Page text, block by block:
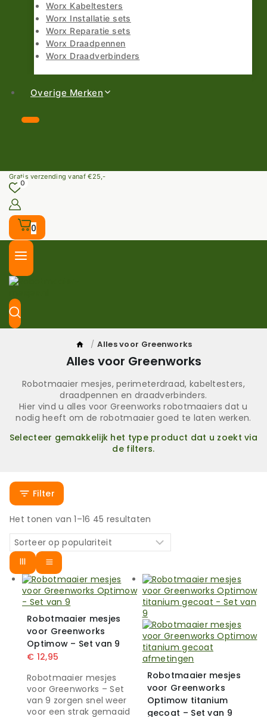
Worx Kabeltesters
Worx Installatie sets
Worx Reparatie sets
Worx Draadpennen
Worx Draadverbinders
Overige Merken
Gratis verzending vanaf €25,-
0
0
/ Alles voor Greenworks
Alles voor Greenworks
Robotmaaier mesjes, perimeterdraad, kabeltesters,
draadpennen en draadverbinders.
Hier vind u alles voor Greenworks robotmaaiers dat u
nodig heeft om de robotmaaier goed te laten werken.
Selecteer gemakkelijk het type product dat u zoekt via
de filters.
Filter
Het tonen van 1–16 45 resultaten
Robotmaaier mesjes
voor Greenworks
Optimow – Set van 9
€ 12,95
Robotmaaier mesjes
voor Greenworks – Set
van 9 zorgen snel weer
voor een strak gemaaid
Robotmaaier mesjes
voor Greenworks
Optimow titanium
gecoat – Set van 9